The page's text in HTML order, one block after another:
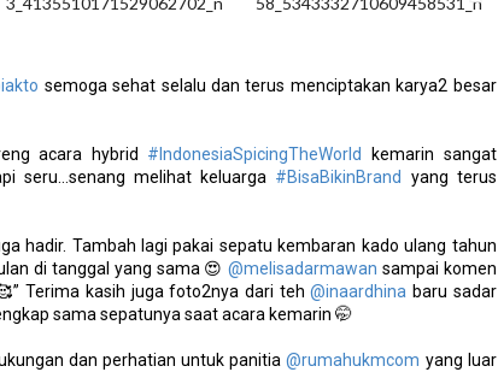
semoga sehat selalu dan terus menciptakan karya2 besar
acara hybrid #IndonesiaSpicingTheWorld
kemarin sangat
seru…senang melihat keluarga #BisaBikinBrand
yang terus
hadir. Tambah lagi pakai sepatu kembaran kado ulang tahun
di tanggal yang sama 😍 @melisadarmawan sampai komen
Terima kasih juga foto2nya dari teh@inaardhina baru sadar
sama sepatunya saat acara kemarin 🤭
dan perhatian untuk panitia@rumahukmcom yang luar